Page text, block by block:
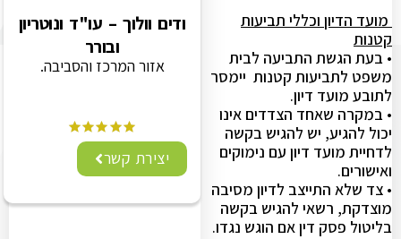
מועד הדיון וכללי תביעות
קטנות
• בעת הגשת התביעה לבית
משפט לתביעות קטנות יימסר
לתובע מועד דיון.
• במקרה שאחד הצדדים אינו
יכול להגיע, יש להגיש בקשה
לדחיית מועד דיון עם נימוקים
ואישורים.
• צד שלא התייצב לדיון מסיבה
מוצדקת, רשאי להגיש בקשה
בליטול פסק דין אם הוגש נגדו.
ודים וולוך – עו"ד ונוטריון
ובורר
אזור המרכז והסביבה.
יצירת קשר